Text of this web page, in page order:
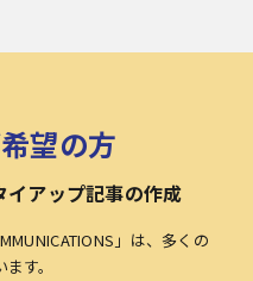
望の方
アップ記事の作成
」は、多くの
す。